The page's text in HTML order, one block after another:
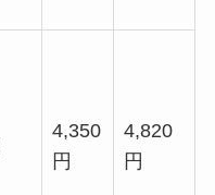
4,350
円
4,820
円